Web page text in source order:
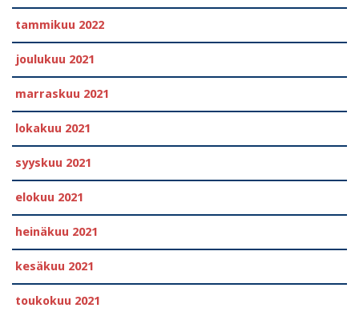
tammikuu 2022
joulukuu 2021
marraskuu 2021
lokakuu 2021
syyskuu 2021
elokuu 2021
heinäkuu 2021
kesäkuu 2021
toukokuu 2021